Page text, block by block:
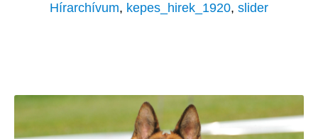
Hírarchívum, kepes_hirek_1920, slider